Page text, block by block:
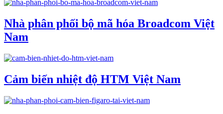
Nhà phân phối bộ mã hóa Broadcom Việt
Nam
Cảm biến nhiệt độ HTM Việt Nam